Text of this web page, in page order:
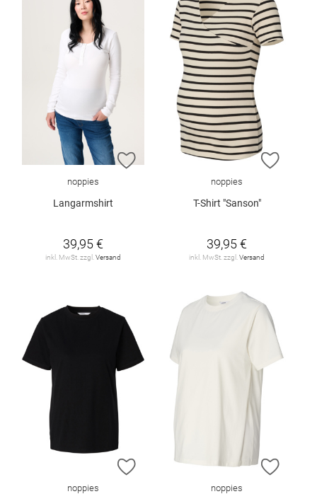
ZUR WUNSCHLISTE HINZUFÜGEN
noppies
Langarmshirt
39,95 €
inkl. MwSt. zzgl. Versand
ZUR
noppies
T-Shirt "Sanson"
39,95 €
inkl. MwSt. zzgl. Versand
ZUR WUNSCHLISTE HINZUFÜGEN
noppies
ZUR
noppies